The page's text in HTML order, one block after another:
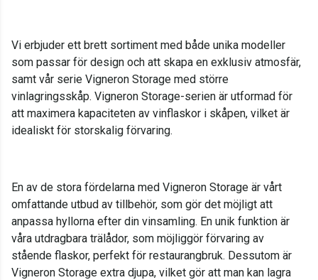
Vi erbjuder ett brett sortiment med både unika modeller
som passar för design och att skapa en exklusiv atmosfär,
samt vår serie Vigneron Storage med större
vinlagringsskåp. Vigneron Storage-serien är utformad för
att maximera kapaciteten av vinflaskor i skåpen, vilket är
idealiskt för storskalig förvaring.
En av de stora fördelarna med Vigneron Storage är vårt
omfattande utbud av tillbehör, som gör det möjligt att
anpassa hyllorna efter din vinsamling. En unik funktion är
våra utdragbara trälådor, som möjliggör förvaring av
stående flaskor, perfekt för restaurangbruk. Dessutom är
Vigneron Storage extra djupa, vilket gör att man kan lagra